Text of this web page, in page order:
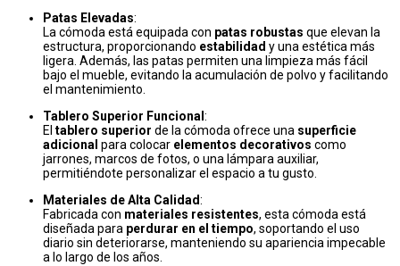
Patas Elevadas:
La cómoda está equipada con patas robustas que elevan la
estructura, proporcionando estabilidad y una estética más
ligera. Además, las patas permiten una limpieza más fácil
bajo el mueble, evitando la acumulación de polvo y facilitando
el mantenimiento.
Tablero Superior Funcional :
El tablero superior de la cómoda ofrece una superficie
adicional para colocar elementos decorativos como
jarrones, marcos de fotos, o una lámpara auxiliar,
permitiéndote personalizar el espacio a tu gusto.
Materiales de Alta Calidad:
Fabricada con materiales resistentes, esta cómoda está
diseñada para perdurar en el tiempo, soportando el uso
diario sin deteriorarse, manteniendo su apariencia impecable
a lo largo de los años.